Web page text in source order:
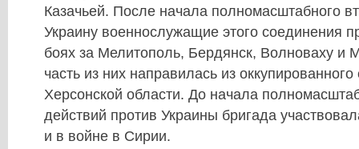
Казачьей. После начала полномасштабного
Украину военнослужащие этого соединения
боях за Мелитополь, Бердянск, Волноваху и
часть из них направилась из
Херсонской области. До начала
действий против Украины бригада
и в войне в Сирии.